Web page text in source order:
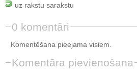
uz rakstu sarakstu
0 komentāri
Komentēšana pieejama visiem.
Komentāra pievienošana